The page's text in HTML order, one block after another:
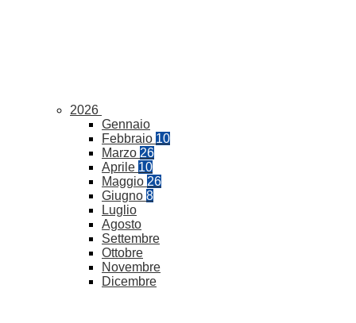
2026
Gennaio
Febbraio 10
Marzo 26
Aprile 10
Maggio 26
Giugno 8
Luglio
Agosto
Settembre
Ottobre
Novembre
Dicembre